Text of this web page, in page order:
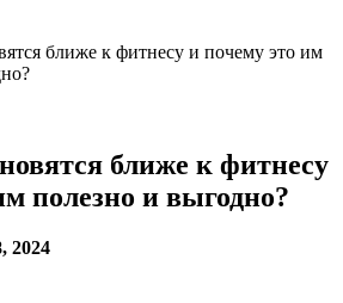
ближе к фитнесу и почему это им
ближе к фитнесу
полезно и выгодно?
2024